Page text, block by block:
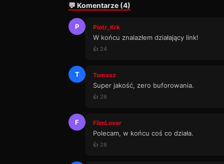
💬 Komentarze (4)
P Piotr_Krk
W końcu znalazłem działający link!
👍 24
T Tomasz
Super jakość, zero buforowania.
👍 26
F FilmLover
Polecam, w końcu coś co działa.
👍 28